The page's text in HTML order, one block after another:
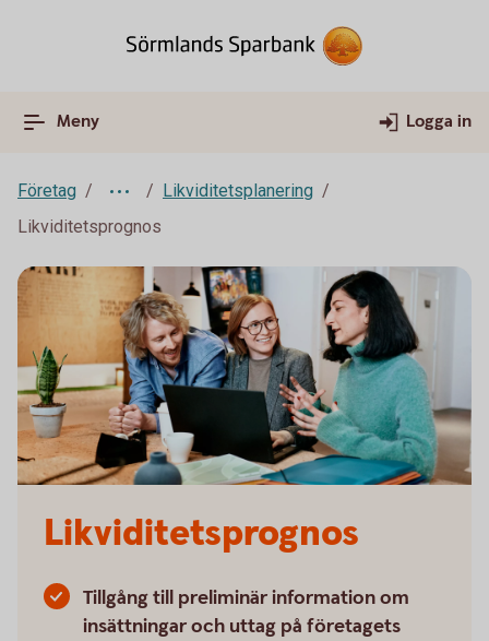
Meny Logga in
Företag
Likviditetsplanering
Likviditetsprognos
Likviditetsprognos
Tillgång till preliminär information om
insättningar och uttag på företagets